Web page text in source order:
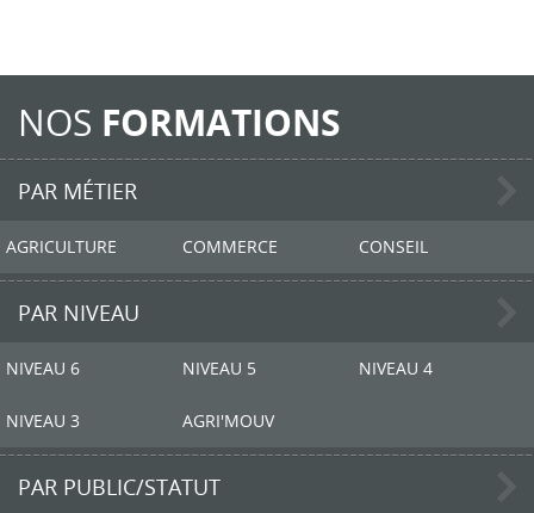
NOS FORMATIONS
PAR MÉTIER
AGRICULTURE COMMERCE CONSEIL
PAR NIVEAU
NIVEAU 6 NIVEAU 5 NIVEAU 4
NIVEAU 3 AGRI'MOUV
PAR PUBLIC/STATUT